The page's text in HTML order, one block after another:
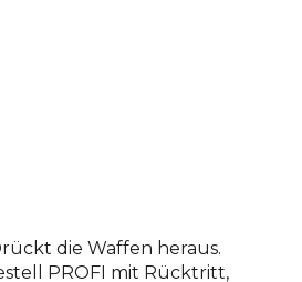
die Waffen heraus.
PROFI mit Rücktritt,